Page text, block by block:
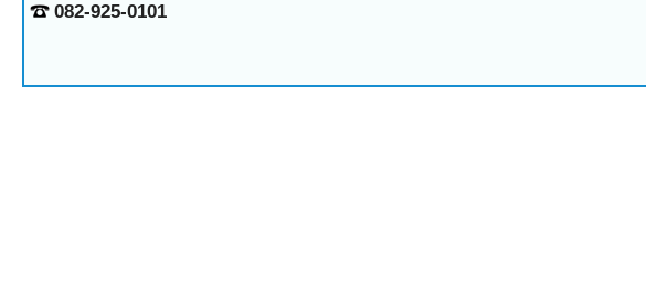
082-925-0101